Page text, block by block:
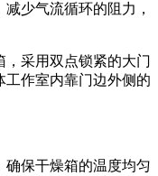
少气流循环的阻力，
，采用双点锁紧的大门
作室内靠门边外侧的
确保干燥箱的温度均匀